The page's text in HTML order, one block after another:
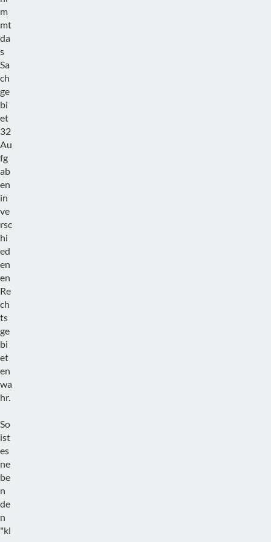
m
mt
da
s
Sa
ch
ge
bi
et
32
Au
fg
ab
en
in
ve
rsc
hi
ed
en
en
Re
ch
ts
ge
bi
et
en
wa
hr.
So
ist
es
ne
be
n
de
n
"kl